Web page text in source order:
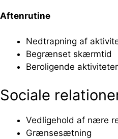
Aftenrutine
Nedtrapning af
Begrænset skærmtid
Beroligende aktiviteter
Sociale
Vedligehold af nære
Grænsesætning